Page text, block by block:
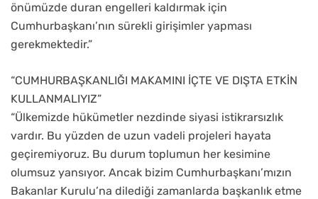
önümüzde duran engelleri kaldırmak için
Cumhurbaşkanı’nın sürekli girişimler yapması
gerekmektedir.”
“CUMHURBAŞKANLIĞI MAKAMINI İÇTE VE DIŞTA ETKİN
KULLANMALIYIZ”
“Ülkemizde hükümetler nezdinde siyasi istikrarsızlık
vardır. Bu yüzden de uzun vadeli projeleri hayata
geçiremiyoruz. Bu durum toplumun her kesimine
olumsuz yansıyor. Ancak bizim Cumhurbaşkanı’mızın
Bakanlar Kurulu’na dilediği zamanlarda başkanlık etme